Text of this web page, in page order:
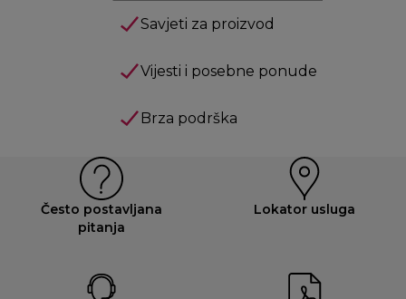
Savjeti za proizvod
Vijesti i posebne ponude
Brza podrška
Često postavljana
pitanja
Lokator usluga